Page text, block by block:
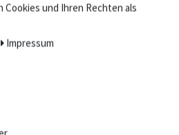
Spülmaschine geeignet!
Aubrac
im Département Aveyron, werden
die weltweit
und Ihren Rechten als
Impressum